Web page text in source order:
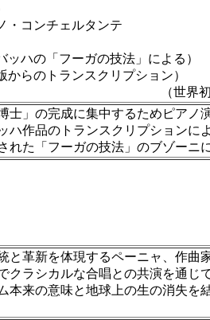
・コンチェルタンテ
ハの「フーガの技法」による）
らのトランスクリプション）
録音
」の完成に集中するためピア
作品のトランスクリプション
た「フーガの技法」のブゾーニ
革新を体現するペーニャ、作曲
ラシカルな合唱との共演を通
来の意味と地球上の生の消失